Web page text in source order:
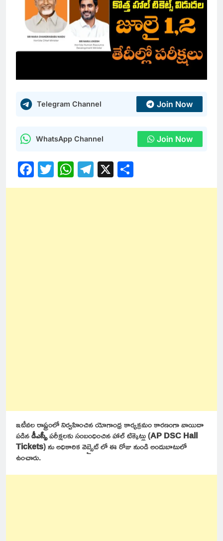
Telegram Channel Join Now
WhatsApp Channel Join Now
Facebook
Twitter
WhatsApp
Telegram
X
ఇటీవల రాష్ట్రంలో నిర్వహించిన యోగాంధ్ర కార్యక్రమం కారణంగా వాయిదా
పడినడీఎస్సీపరీక్షలకు సంబంధించిన హాల్ టిక్కెట్లు (AP DSC Hall
Tickets) ను అధికారిక వెబ్సైట్ లో ఈ రోజు నుండి అందుబాటులో
ఉంచారు.